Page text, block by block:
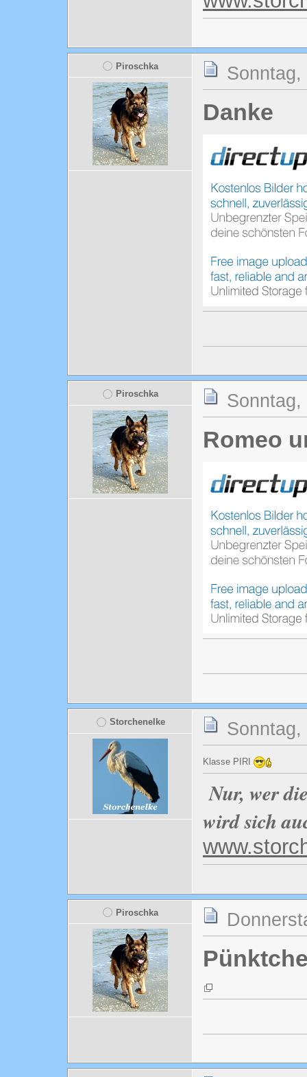
Piroschka
Danke
Piroschka
Romeo
Storchenelke
Klasse PIRI
Nur, wer
wird sich
Piroschka